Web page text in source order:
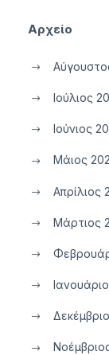
Αρχείο
Ιούλιος
Ιούνιος
Μάιος
Απρίλιος
Μάρτιος